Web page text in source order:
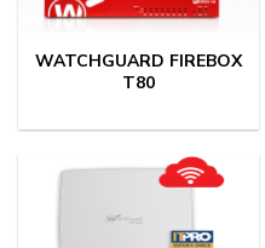
WATCHGUARD FIREBOX
T80